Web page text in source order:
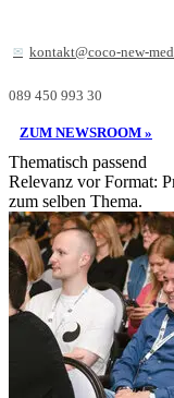
kontakt@coco-new-
089 450 993 30
ZUM NEWSROOM »
Thematisch passend
Relevanz vor Format:
zum selben Thema.